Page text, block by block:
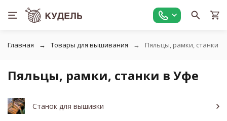
Главная Товары для вышивания Пяльцы, рамки, станки
Пяльцы, рамки, станки в Уфе
Станок для вышивки